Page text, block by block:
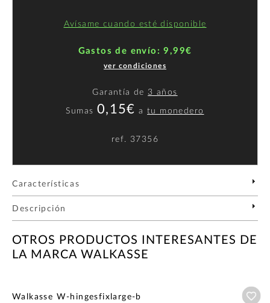
Avísame cuando esté disponible
Gastos de envío: 9,99€
ver condiciones
Garantía de 3 años
Sumas 0,15€ atu monedero
ref. 37356
Características
Descripción
OTROS PRODUCTOS INTERESANTES DE
LA MARCA WALKASSE
Walkasse W-hingesfixlarge-b